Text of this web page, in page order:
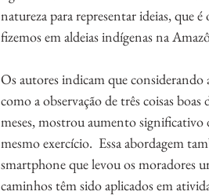
natureza para representar ideias, que
fizemos em aldeias indígenas na
Os autores indicam que considerando
como a observação de três coisas
meses, mostrou aumento
mesmo exercício.  Essa abordagem
smartphone que levou os moradores
caminhos têm sido aplicados em